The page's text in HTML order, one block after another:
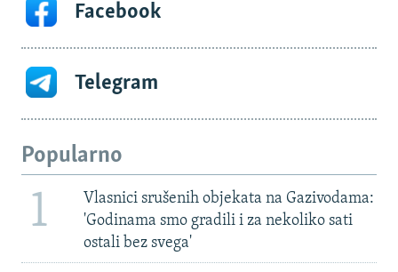
Facebook
Telegram
Popularno
1
Vlasnici srušenih objekata na Gazivodama:
'Godinama smo gradili i za nekoliko sati
ostali bez svega'